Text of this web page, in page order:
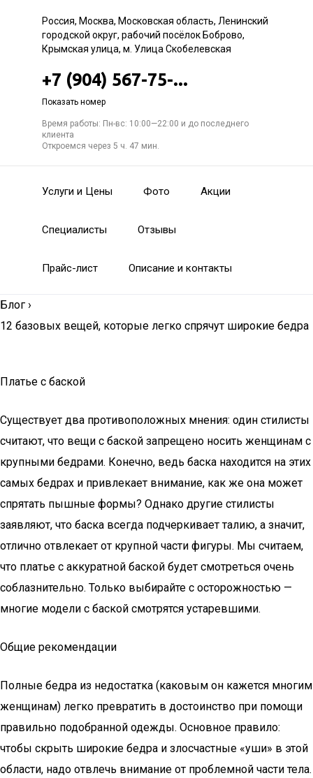
Россия, Москва, Московская область, Ленинский
городской округ, рабочий посёлок Боброво,
Крымская улица, м. Улица Скобелевская
+7 (904) 567-75-...
Показать номер
Время работы: Пн-вс: 10:00—22:00 и до последнего
клиента
Откроемся через 5 ч. 47 мин.
Услуги и Цены Фото Акции
Специалисты Отзывы
Прайс-лист Описание и контакты
Блог ›
12 базовых вещей, которые легко спрячут широкие бедра
Платье с баской
Существует два противоположных мнения: один стилисты
считают, что вещи с баской запрещено носить женщинам с
крупными бедрами. Конечно, ведь баска находится на этих
самых бедрах и привлекает внимание, как же она может
спрятать пышные формы? Однако другие стилисты
заявляют, что баска всегда подчеркивает талию, а значит,
отлично отвлекает от крупной части фигуры. Мы считаем,
что платье с аккуратной баской будет смотреться очень
соблазнительно. Только выбирайте с осторожностью —
многие модели с баской смотрятся устаревшими.
Общие рекомендации
Полные бедра из недостатка (каковым он кажется многим
женщинам) легко превратить в достоинство при помощи
правильно подобранной одежды. Основное правило:
чтобы скрыть широкие бедра и злосчастные «уши» в этой
области, надо отвлечь внимание от проблемной части тела.